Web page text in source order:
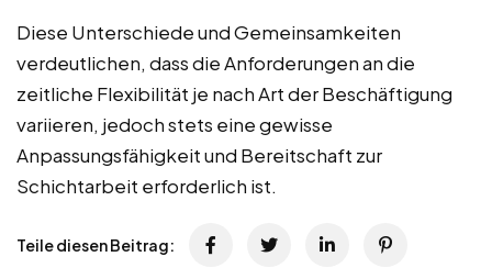
Diese Unterschiede und Gemeinsamkeiten
verdeutlichen, dass die Anforderungen an die
zeitliche Flexibilität je nach Art der Beschäftigung
variieren, jedoch stets eine gewisse
Anpassungsfähigkeit und Bereitschaft zur
Schichtarbeit erforderlich ist.
Teile diesen Beitrag: